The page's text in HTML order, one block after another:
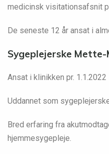
medicinsk visitationsafsnit
De seneste 12 år ansat i
Sygeplejerske
Ansat i klinikken pr. 1.1.2022
Uddannet som
Bred erfaring fra
hjemmesygepleje.